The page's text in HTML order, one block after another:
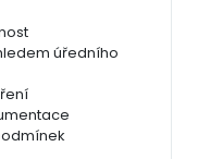
úředního